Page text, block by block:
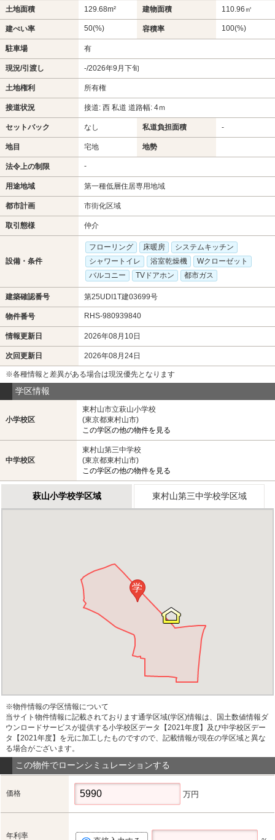
土地面積 129.68m² 建物面積 110.96㎡
建ぺい率 50(%) 容積率 100(%)
駐車場 有
現況/引渡し -/2026年9月下旬
土地権利 所有権
接道状況 接道: 西 私道 道路幅: 4ｍ
セットバック なし 私道負担面積 -
地目 宅地 地勢
法令上の制限 -
用途地域 第一種低層住居専用地域
都市計画 市街化区域
取引態様 仲介
設備・条件
フローリング 床暖房
システムキッチン
シャワートイレ
浴室乾燥機
Wクローゼット
バルコニー
TVドアホン 都市ガス
建築確認番号 第25UDI1T建03699号
物件番号 RHS-980939840
情報更新日 2026年08月10日
次回更新日 2026年08月24日
※各種情報と差異がある場合は現況優先となります
学区情報
小学校区
東村山市立萩山小学校
(東京都東村山市)
この学区の他の物件を見る
中学校区
東村山第三中学校
(東京都東村山市)
この学区の他の物件を見る
萩山小学校学区域 東村山第三中学校学区域
学
※物件情報の学区情報について
当サイト物件情報に記載されております通学区域(学区)情報は、国土数値情報ダ
ウンロードサービスが提供する小学校区データ【2021年度】及び中学校区デー
タ【2021年度】を元に加工したものですので、記載情報が現在の学区域と異な
る場合がございます。
この物件でローンシミュレーションする
価格 万円
年利率